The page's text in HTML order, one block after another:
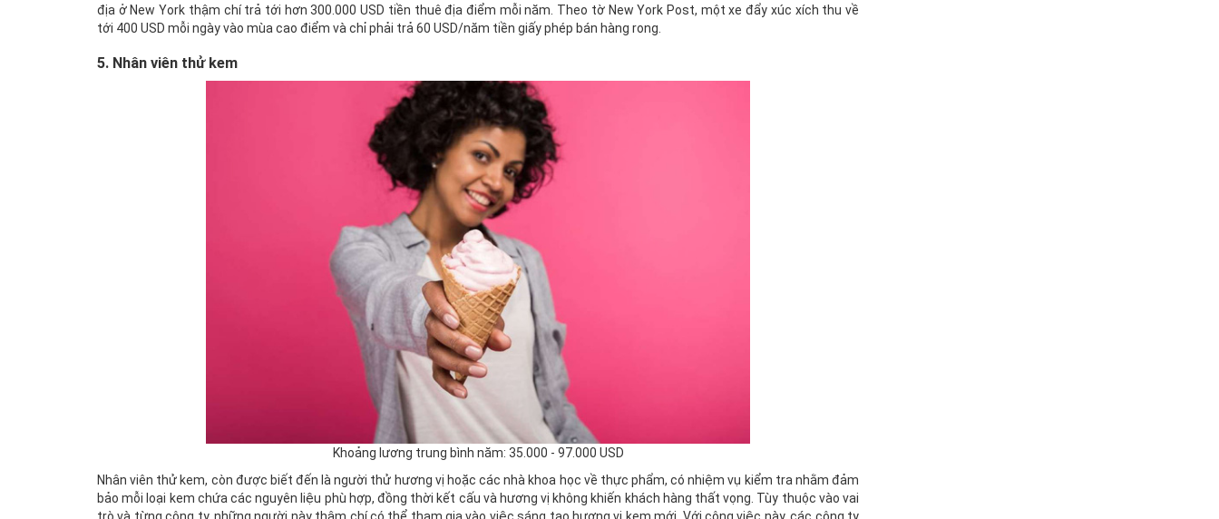
địa ở New York thậm chí trả tới hơn 300.000 USD tiền thuê địa điểm mỗi năm. Theo tờ New York Post, một xe đẩy xúc xích thu về
tới 400 USD mỗi ngày vào mùa cao điểm và chỉ phải trả 60 USD/năm tiền giấy phép bán hàng rong.
5. Nhân viên thử kem
Khoảng lương trung bình năm: 35.000 - 97.000 USD
Nhân viên thử kem, còn được biết đến là người thử hương vị hoặc các nhà khoa học về thực phẩm, có nhiệm vụ kiểm tra nhằm đảm
bảo mỗi loại kem chứa các nguyên liệu phù hợp, đồng thời kết cấu và hương vị không khiến khách hàng thất vọng. Tùy thuộc vào vai